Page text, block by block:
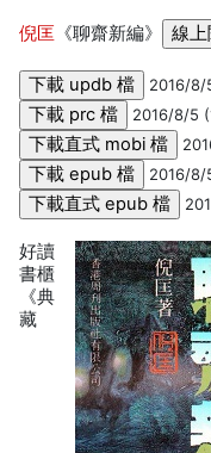
倪匡 《聊齋新編》
2016/8/
2016/8/5
2016/8/
好讀
書櫃
《典
藏